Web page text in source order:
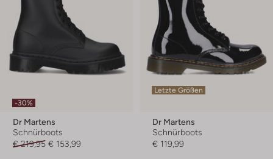
-30%
Dr Martens
Schnürboots
€ 219,95 € 153,99
Letzte Größen
Dr Martens
Schnürboots
€ 119,99